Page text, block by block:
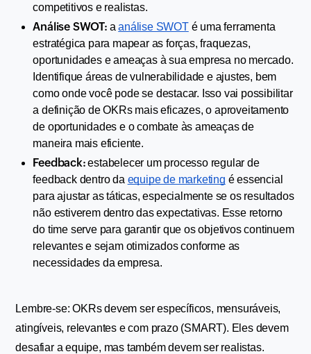
competitivos e realistas.
Análise SWOT: a análise SWOT é uma ferramenta
estratégica para mapear as forças, fraquezas,
oportunidades e ameaças à sua empresa no mercado.
Identifique áreas de vulnerabilidade e ajustes, bem
como onde você pode se destacar. Isso vai possibilitar
a definição de OKRs mais eficazes, o aproveitamento
de oportunidades e o combate às ameaças de
maneira mais eficiente.
Feedback: estabelecer um processo regular de
feedback dentro da equipe de marketing é essencial
para ajustar as táticas, especialmente se os resultados
não estiverem dentro das expectativas. Esse retorno
do time serve para garantir que os objetivos continuem
relevantes e sejam otimizados conforme as
necessidades da empresa.
Lembre-se: OKRs devem ser específicos, mensuráveis,
atingíveis, relevantes e com prazo (SMART). Eles devem
desafiar a equipe, mas também devem ser realistas.